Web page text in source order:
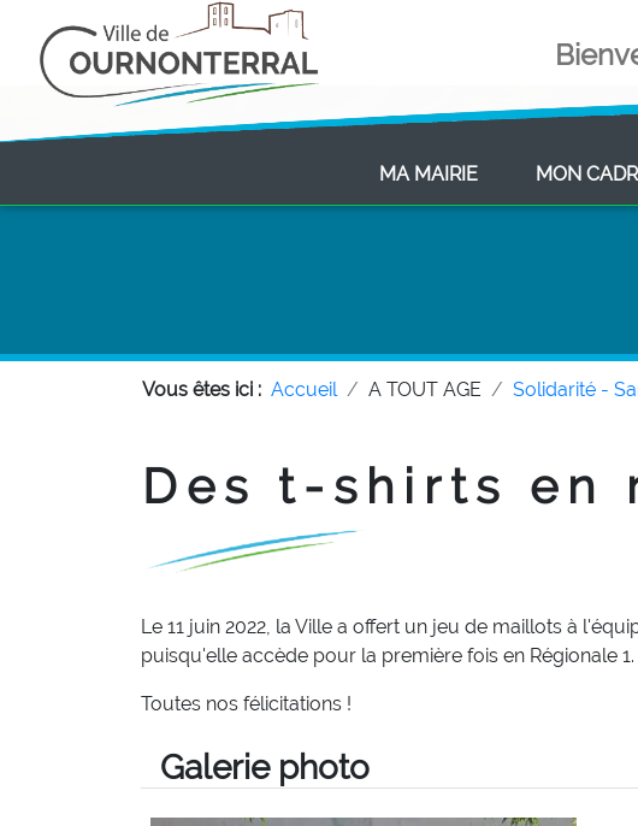
MA MAIRIE(CURRENT)
MON
Vous êtes ici : Accueil A TOUT AGE Solidarité -
Des t-shirts en
Le 11 juin 2022, la Ville a offert un jeu de maillots à
puisqu'elle accède pour la première fois en Régionale 1.
Toutes nos félicitations !
Galerie photo